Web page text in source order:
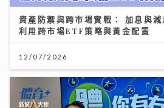
資產防禦與跨市場實戰： 加息與
利用跨市場ETF策略與黃金配置
12/07/2026